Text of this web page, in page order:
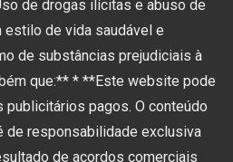
de drogas ilícitas e abuso de
de vida saudável e
de substâncias prejudiciais à
que:** * **Este website pode
pagos. O conteúdo
responsabilidade exclusiva
de acordos comerciais